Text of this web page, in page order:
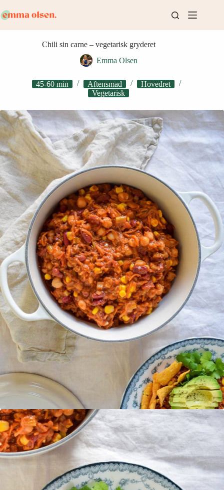
til
indhold
Chili sin carne – vegetarisk gryderet
Emma Olsen
45-60 min Aftensmad
Hovedret
Vegetarisk